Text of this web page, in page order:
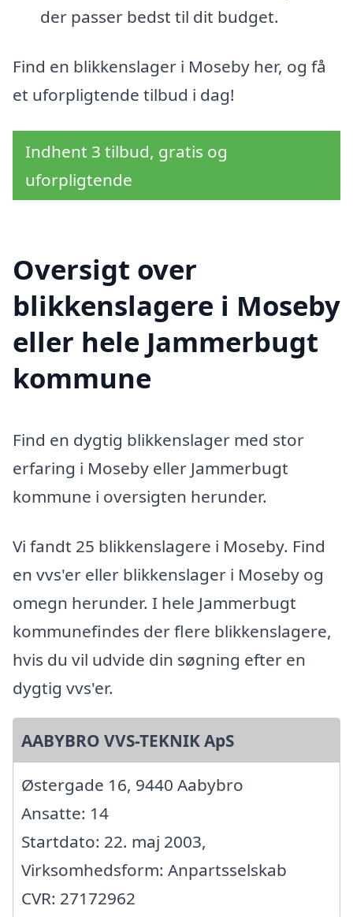
der passer bedst til dit budget.
Find en blikkenslager i Moseby her, og få
et uforpligtende tilbud i dag!
Indhent 3 tilbud, gratis og
uforpligtende
Oversigt over
blikkenslagere i Moseby
eller hele Jammerbugt
kommune
Find en dygtig blikkenslager med stor
erfaring i Moseby eller Jammerbugt
kommune i oversigten herunder.
Vi fandt 25 blikkenslagere i Moseby. Find
en vvs'er eller blikkenslager i Moseby og
omegn herunder. I hele Jammerbugt
kommunefindes der flere blikkenslagere,
hvis du vil udvide din søgning efter en
dygtig vvs'er.
AABYBRO VVS-TEKNIK ApS
Østergade 16, 9440 Aabybro
Ansatte: 14
Startdato: 22. maj 2003,
Virksomhedsform: Anpartsselskab
CVR: 27172962